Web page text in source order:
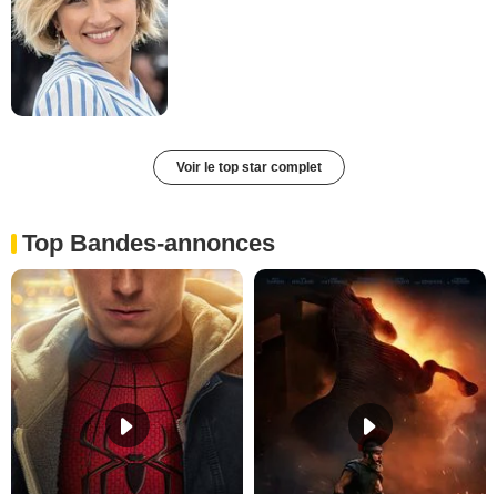
Voir le top star complet
Top Bandes-annonces